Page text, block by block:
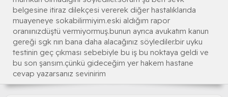
belgesine itiraz dilekçesi vererek diğer hastalıklarıda
muayeneye sokabilirmiyim.eski aldığım rapor
oranıınızdüştü vermiyormuş.bunun ayrıca avukatım kanun
gereği sgk nın bana daha alacağınız söylediler.bir uyku
testinin geç çıkması sebebiyle bu iş bu noktaya geldi ve
bu son şansım.çünkü gideceğim yer hakem hastane
cevap yazarsanız sevinirim